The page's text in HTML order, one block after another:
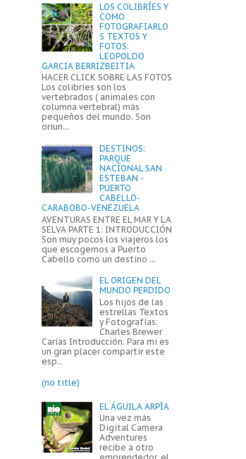
LOS COLIBRÍES Y
COMO
FOTOGRAFIARLO
S TEXTOS Y
FOTOS:
LEOPOLDO
GARCIA BERRIZBEITIA
HACER CLICK SOBRE LAS FOTOS
Los colibríes son los
vertebrados ( animales con
columna vertebral) más
pequeños del mundo. Son
oriun...
DESTINOS:
PARQUE
NACIONAL SAN
ESTEBAN -
PUERTO
CABELLO-
CARABOBO-VENEZUELA
AVENTURAS ENTRE EL MAR Y LA
SELVA PARTE 1: INTRODUCCIÓN
Son muy pocos los viajeros los
que escogemos a Puerto
Cabello como un destino ...
EL ORIGEN DEL
MUNDO PERDIDO
Los hijos de las
estrellas Textos
y Fotografías:
Charles Brewer
Carías Introducción: Para mi es
un gran placer compartir este
esp...
(no title)
EL ÁGUILA ARPÌA
Una vez más
Digital Camera
Adventures
recibe a otro